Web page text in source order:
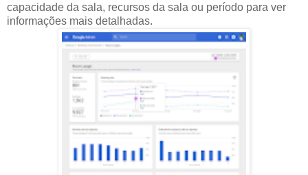
capacidade da sala, recursos da sala ou período para ver
informações mais detalhadas.